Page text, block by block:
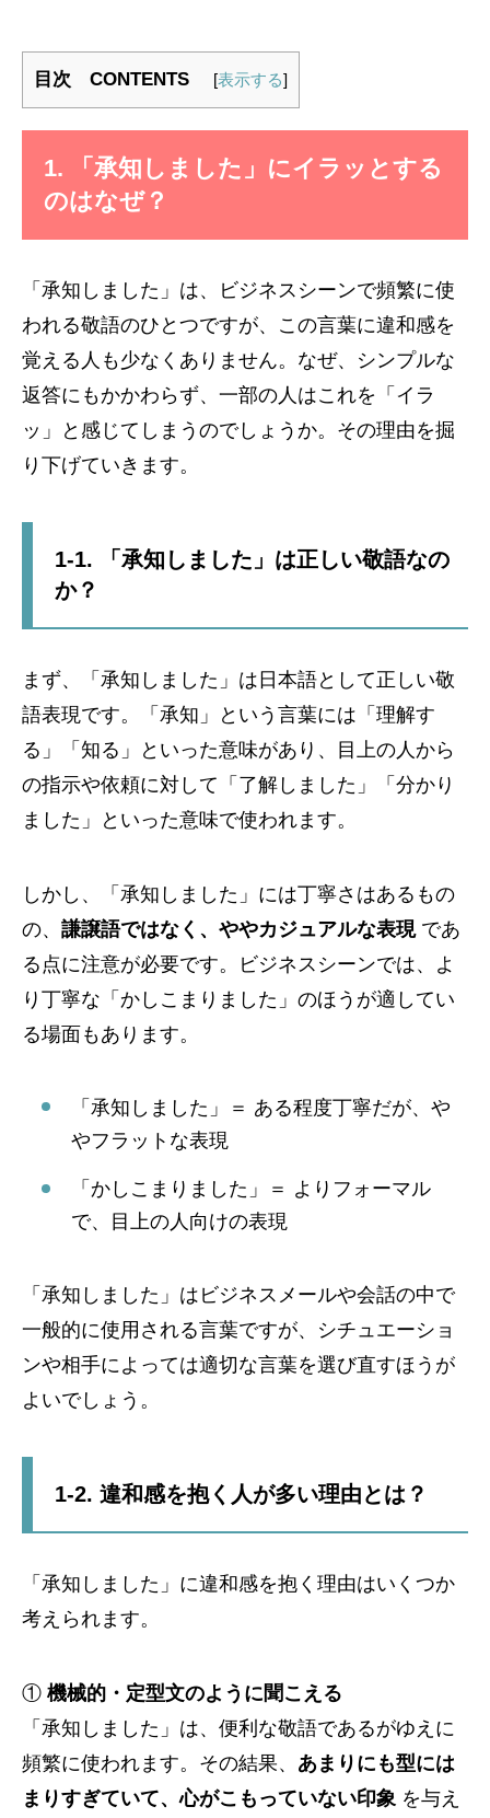
目次 CONTENTS [表示する]
1. 「承知しました」にイラッとする
のはなぜ？
「承知しました」は、ビジネスシーンで頻繁に使
われる敬語のひとつですが、この言葉に違和感を
覚える人も少なくありません。なぜ、シンプルな
返答にもかかわらず、一部の人はこれを「イラ
ッ」と感じてしまうのでしょうか。その理由を掘
り下げていきます。
1-1. 「承知しました」は正しい敬語なの
か？
まず、「承知しました」は日本語として正しい敬
語表現です。「承知」という言葉には「理解す
る」「知る」といった意味があり、目上の人から
の指示や依頼に対して「了解しました」「分かり
ました」といった意味で使われます。
しかし、「承知しました」には丁寧さはあるもの
の、 謙譲語ではなく、ややカジュアルな表現であ
る点に注意が必要です。ビジネスシーンでは、よ
り丁寧な「かしこまりました」のほうが適してい
る場面もあります。
「承知しました」＝ ある程度丁寧だが、や
やフラットな表現
「かしこまりました」＝ よりフォーマル
で、目上の人向けの表現
「承知しました」はビジネスメールや会話の中で
一般的に使用される言葉ですが、シチュエーショ
ンや相手によっては適切な言葉を選び直すほうが
よいでしょう。
1-2. 違和感を抱く人が多い理由とは？
「承知しました」に違和感を抱く理由はいくつか
考えられます。
① 機械的・定型文のように聞こえる
「承知しました」は、便利な敬語であるがゆえに
頻繁に使われます。その結果、 あまりにも型には
まりすぎていて、心がこもっていない印象 を与え